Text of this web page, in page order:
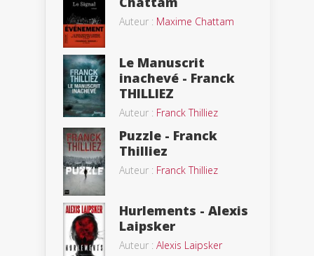
Auteur : Maxime Chattam
Le Manuscrit
inachevé - Franck
THILLIEZ
Auteur : Franck Thilliez
Puzzle - Franck
Thilliez
Auteur : Franck Thilliez
Hurlements - Alexis
Laipsker
Auteur : Alexis Laipsker